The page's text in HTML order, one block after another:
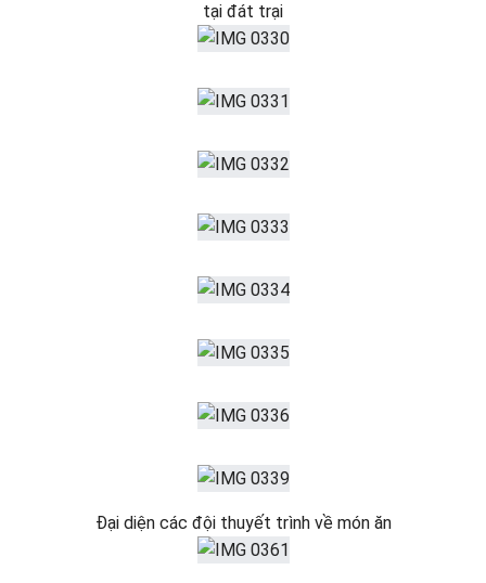
tại đát trại
Đại diện các đội thuyết trình về món ăn